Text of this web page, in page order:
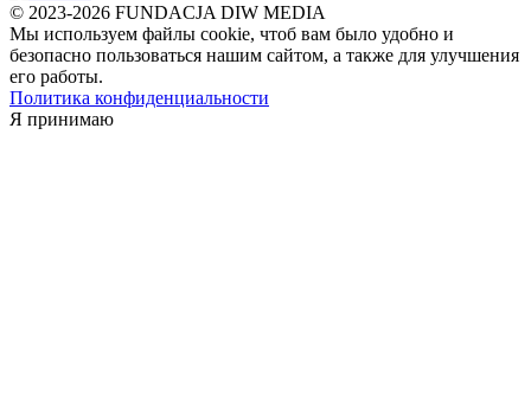
© 2023-2026 FUNDACJA DIW MEDIA
Мы используем файлы cookie, чтоб вам было удобно и
безопасно пользоваться нашим сайтом, а также для улучшения
его работы.
Политика конфиденциальности
Я принимаю